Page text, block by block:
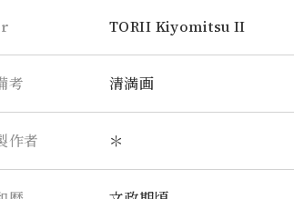
TORII Kiyomitsu II
考 清満画
作者 ＊